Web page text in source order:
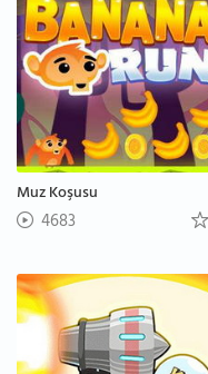
Muz Koşusu
4683